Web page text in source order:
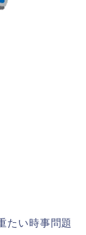
たい時事問題